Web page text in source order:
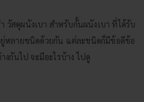
วัสดุผนังเบา สำหรับกั้นผนังเบา ที่ได้รับ
หลายชนิดด้วยกัน แต่ละชนิดก็มีข้อดีข้อ
งกันไป จะมีอะไรบ้าง ไปดู